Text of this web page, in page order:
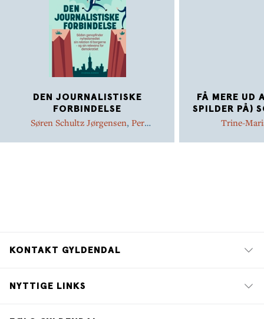
DEN JOURNALISTISKE
FORBINDELSE
Søren Schultz Jørgensen, Per
FÅ MERE UD
SPILDER PÅ)
Trine-
KONTAKT GYLDENDAL
NYTTIGE LINKS